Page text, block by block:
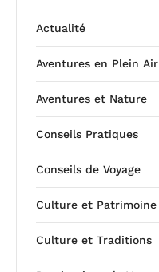
Actualité
Aventures en Plein Air
Aventures et Nature
Conseils Pratiques
Conseils de Voyage
Culture et Patrimoine
Culture et Traditions